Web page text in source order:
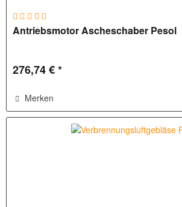
Antriebsmotor Ascheschaber Pesol
276,74 € *
Merken